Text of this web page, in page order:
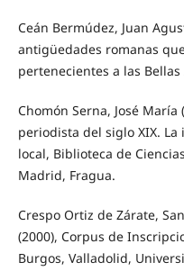
Ceán Bermúdez, Juan
antigüedades romanas
pertenecientes a las
Chomón Serna, José
periodista del siglo XIX.
local, Biblioteca de
Madrid, Fragua.
Crespo Ortiz de Zárate,
(2000), Corpus de
Burgos, Valladolid,